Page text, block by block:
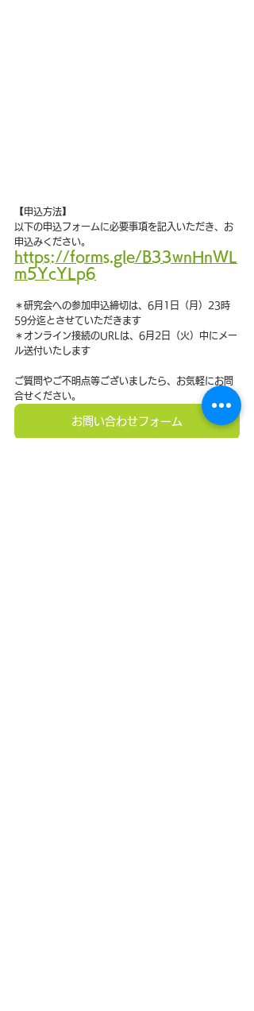
【申込方法】
以下の申込フォームに必要事項を記入いただき、お
申込みください。
https://forms.gle/B33wnHnWL
m5YcYLp6
＊研究会への参加申込締切は、6月1日（月）23時
59分迄とさせていただきます
＊オンライン接続のURLは、6月2日（火）中にメー
ル送付いたします
ご質問やご不明点等ございましたら、お気軽にお問
合せください。
お問い合わせフォーム